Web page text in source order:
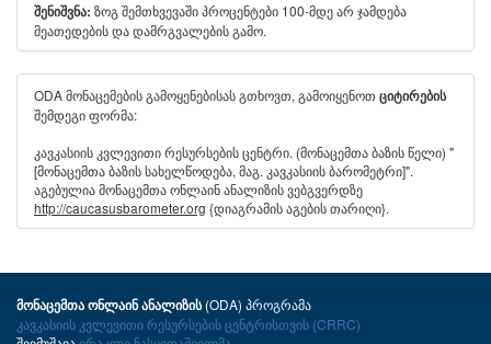
შენიშვნა: ზოგ შემთხვევაში პროცენტები 100-მდე არ ჯამდება
მეათედების და დამრგვალების გამო.
ODA მონაცემების გამოყენებისას გთხოვთ, გამოიყენოთ ციტირების
შემდეგი ფორმა:
კავკასიის კვლევითი რესურსების ცენტრი. (მონაცემთა ბაზის წელი) "
[მონაცემთა ბაზის სახელწოდება, მაგ. კავკასიის ბარომეტრი]".
აგებულია მონაცემთა ონლაინ ანალიზის ვებგვერდზე
http://caucasusbarometer.org {დიაგრამის აგების თარიღი}.
მონაცემთა ონლაინ ანალიზის(ODA) პროგრამა
კავკასიის კვლევითი რესურსების ცენტრისთვის (CRRC)